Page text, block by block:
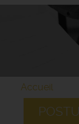
Accueil